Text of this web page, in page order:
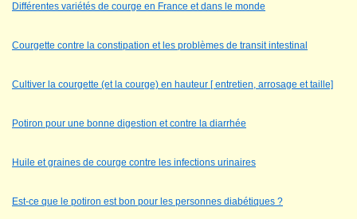
Différentes variétés de courge en France et dans le monde
Courgette contre la constipation et les problèmes de transit intestinal
Cultiver la courgette (et la courge) en hauteur [ entretien, arrosage et taille]
Potiron pour une bonne digestion et contre la diarrhée
Huile et graines de courge contre les infections urinaires
Est-ce que le potiron est bon pour les personnes diabétiques ?